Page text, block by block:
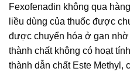
Fexofenadin không qua
liều dùng của thuốc được
được chuyển hóa ở gan
thành chất không có hoạt
thành dẫn chất Este Methyl,